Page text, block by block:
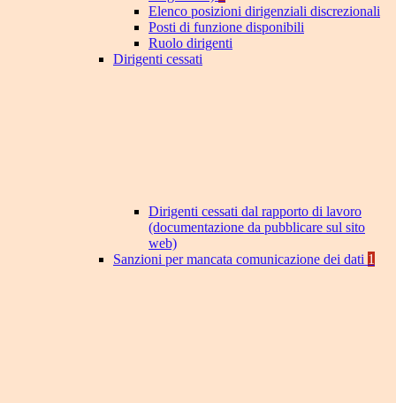
Elenco posizioni dirigenziali discrezionali
Posti di funzione disponibili
Ruolo dirigenti
Dirigenti cessati
Dirigenti cessati dal rapporto di lavoro
(documentazione da pubblicare sul sito
web)
Sanzioni per mancata comunicazione dei dati 1